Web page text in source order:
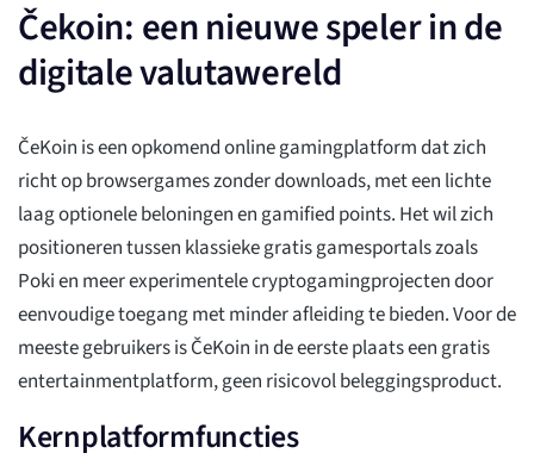
Čekoin: een nieuwe speler in de
digitale valutawereld
ČeKoin is een opkomend online gamingplatform dat zich
richt op browsergames zonder downloads, met een lichte
laag optionele beloningen en gamified points. Het wil zich
positioneren tussen klassieke gratis gamesportals zoals
Poki en meer experimentele cryptogamingprojecten door
eenvoudige toegang met minder afleiding te bieden. Voor de
meeste gebruikers is ČeKoin in de eerste plaats een gratis
entertainmentplatform, geen risicovol beleggingsproduct.
Kernplatformfuncties